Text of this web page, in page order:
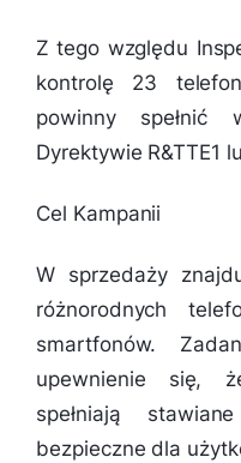
Z tego względu
kontrolę 23
powinny spełnić
Dyrektywie R&TTE1
Cel Kampanii
W sprzedaży
różnorodnych
smartfonów.
upewnienie się,
spełniają
bezpieczne dla